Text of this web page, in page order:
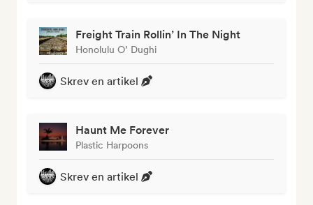
Freight Train Rollin’ In The Night
Honolulu O’ Dughi
Skrev en artikel
Haunt Me Forever
Plastic Harpoons
Skrev en artikel